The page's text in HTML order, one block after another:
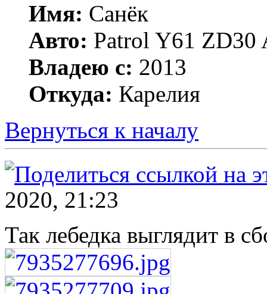
Имя: Санёк
Авто: Patrol Y61 ZD30
Владею с: 2013
Откуда: Карелия
Вернуться к началу
2020, 21:23
Так лебедка выглядит в